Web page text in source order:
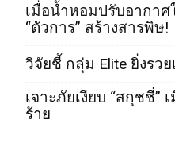
เมื่อน้ำหอมปรับอากา
“ตัวการ” สร้างสารพิษ!
วิจัยชี้ กลุ่ม Elite ยิ่งรว
เจาะภัยเงียบ “สกุชชี่”
ร้าย